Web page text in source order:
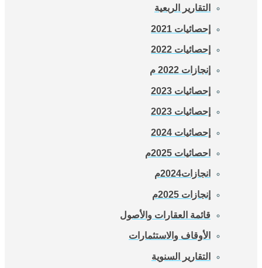
التقارير الربعية
إحصائيات 2021
إحصائيات 2022
إنجازات 2022 م
إحصائيات 2023
إحصائيات 2023
إحصائيات 2024
احصائيات 2025م
انجازات2024م
إنجازات 2025م
قائمة العقارات والأصول
الأوقاف والاستثمارات
التقارير السنوية